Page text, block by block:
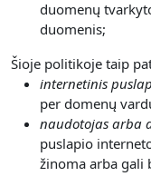
duomenų
duomenis;
Šioje politikoje taip
internetinis
per domenų
naudotojas arba
puslapio
žinoma arba gali